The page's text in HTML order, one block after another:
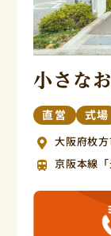
小さな
直営 式場
大阪府枚
京阪本線